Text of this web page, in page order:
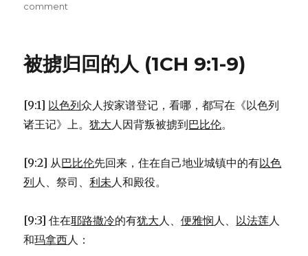
comment
余
裔
(1CH
被掳归回的人 (1CH 9:1-9)
[9:1] 以色列众人按家谱登记，看哪，都写在《以色列
诸王记》上。犹大人因背叛被掳到巴比伦。
[9:2] 从巴比伦先回来，住在自己地业城镇中的有以色
列人、祭司、利未人和殿役。
[9:3] 住在耶路撒冷的有犹大人、便雅悯人、 以法莲人
和玛拿西人：